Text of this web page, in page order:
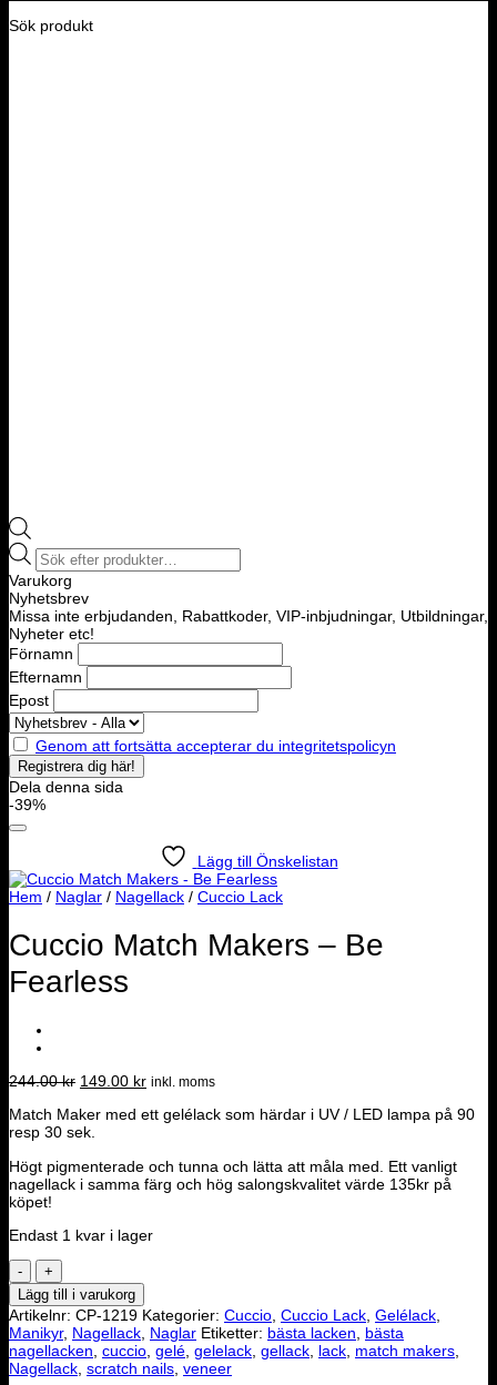
Sök produkt
Products
search
Varukorg
Nyhetsbrev
Missa inte erbjudanden, Rabattkoder, VIP-inbjudningar, Utbildningar,
Nyheter etc!
Förnamn
Efternamn
Epost
Genom att fortsätta accepterar du integritetspolicyn
Dela denna sida
-39%
Lägg till Önskelistan
Hem / Naglar / Nagellack / Cuccio Lack
Cuccio Match Makers – Be
Fearless
244.00kr Det
priset
var:
149.00 krDet
priset
inkl. moms
Match Maker med ett gelélack som härdar i UV / LED lampa på 90
resp 30 sek.
Högt pigmenterade och tunna och lätta att måla med. Ett vanligt
nagellack i samma färg och hög salongskvalitet värde 135kr på
köpet!
Endast 1 kvar i lager
Cuccio
Match
Makers
-
Be
Fearless
mängd
Lägg till i varukorg
Artikelnr: CP-1219 Kategorier: Cuccio Cuccio Lack Gelélack
Manikyr, Nagellack Naglar Etiketter: bästa lacken
bästa
nagellacken cuccio gelé gelelack gellack lack match makers
Nagellack scratch nails veneer